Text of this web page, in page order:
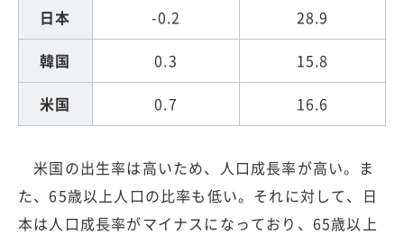
日本
-0.2
28.9
韓国
0.3
15.8
米国
0.7 16.6
米国の出生率は高いため、人口成長率が高い。ま
た、65歳以上人口の比率も低い。それに対して、日
本は人口成長率がマイナスになっており、65歳以上